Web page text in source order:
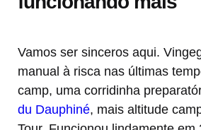
Vamos ser sinceros aqui.
manual à risca nas últimas
camp, uma corridinha
du Dauphiné, mais altitude